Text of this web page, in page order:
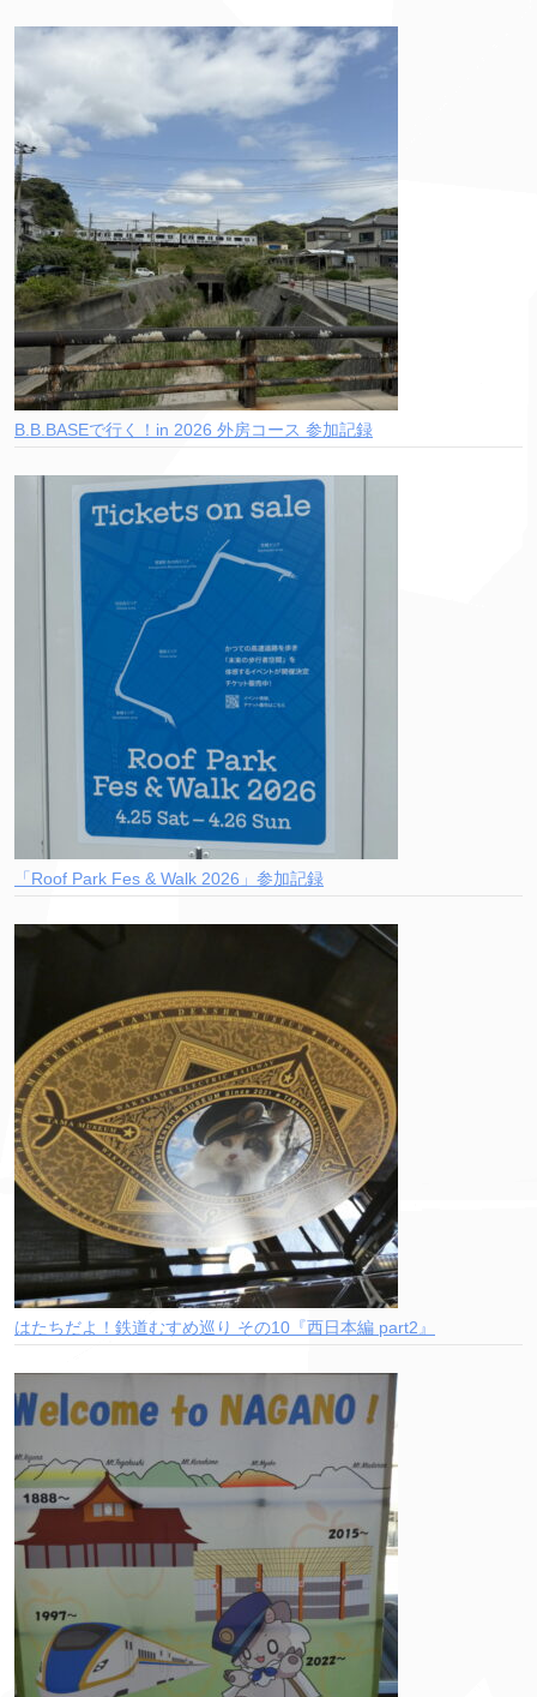
B.B.BASEで行く！in 2026 外房コース 参加記録
「Roof Park Fes & Walk 2026」参加記録
はたちだよ！鉄道むすめ巡り その10『西日本編 part2』